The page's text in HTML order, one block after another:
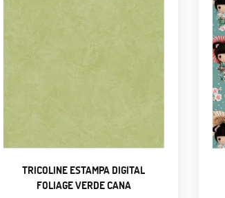
TRICOLINE ESTAMPA DIGITAL
FOLIAGE VERDE CANA